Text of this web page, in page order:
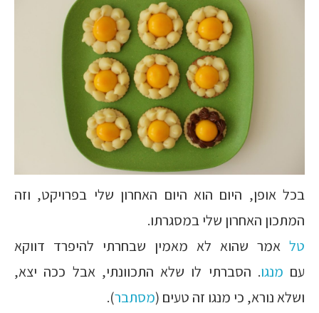
בכל אופן, היום הוא היום האחרון שלי בפרויקט, וזה
המתכון האחרון שלי במסגרתו.
טל אמר שהוא לא מאמין שבחרתי להיפרד דווקא
עם מנגו. הסברתי לו שלא התכוונתי, אבל ככה יצא,
ושלא נורא, כי מנגו זה טעים (מסתבר).